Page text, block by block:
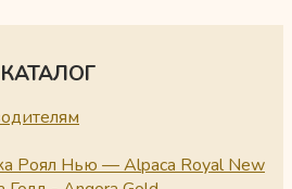
КАТАЛОГ
Роял Нью — Alpaca Royal New